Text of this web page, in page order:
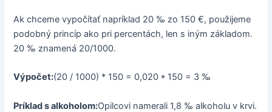
Ak chceme vypočítať napríklad 20 ‰ zo 150 €, použijeme
podobný princíp ako pri percentách, len s iným základom.
20 ‰ znamená 20/1000.
Výpočet:(20 / 1000) * 150 = 0,020 * 150 = 3 ‰
Príklad s alkoholom:Opilcovi namerali 1,8 ‰ alkoholu v krvi.